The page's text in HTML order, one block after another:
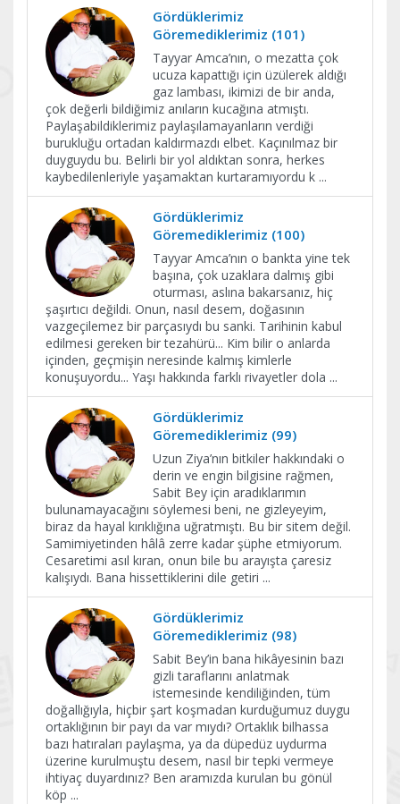
Gördüklerimiz
Göremediklerimiz (101)
Tayyar Amca’nın, o mezatta çok
ucuza kapattığı için üzülerek aldığı
gaz lambası, ikimizi de bir anda,
çok değerli bildiğimiz anıların kucağına atmıştı.
Paylaşabildiklerimiz paylaşılamayanların verdiği
burukluğu ortadan kaldırmazdı elbet. Kaçınılmaz bir
duyguydu bu. Belirli bir yol aldıktan sonra, herkes
kaybedilenleriyle yaşamaktan kurtaramıyordu k ...
Gördüklerimiz
Göremediklerimiz (100)
Tayyar Amca’nın o bankta yine tek
başına, çok uzaklara dalmış gibi
oturması, aslına bakarsanız, hiç
şaşırtıcı değildi. Onun, nasıl desem, doğasının
vazgeçilemez bir parçasıydı bu sanki. Tarihinin kabul
edilmesi gereken bir tezahürü... Kim bilir o anlarda
içinden, geçmişin neresinde kalmış kimlerle
konuşuyordu... Yaşı hakkında farklı rivayetler dola ...
Gördüklerimiz
Göremediklerimiz (99)
Uzun Ziya’nın bitkiler hakkındaki o
derin ve engin bilgisine rağmen,
Sabit Bey için aradıklarımın
bulunamayacağını söylemesi beni, ne gizleyeyim,
biraz da hayal kırıklığına uğratmıştı. Bu bir sitem değil.
Samimiyetinden hâlâ zerre kadar şüphe etmiyorum.
Cesaretimi asıl kıran, onun bile bu arayışta çaresiz
kalışıydı. Bana hissettiklerini dile getiri ...
Gördüklerimiz
Göremediklerimiz (98)
Sabit Bey’in bana hikâyesinin bazı
gizli taraflarını anlatmak
istemesinde kendiliğinden, tüm
doğallığıyla, hiçbir şart koşmadan kurduğumuz duygu
ortaklığının bir payı da var mıydı? Ortaklık bilhassa
bazı hatıraları paylaşma, ya da düpedüz uydurma
üzerine kurulmuştu desem, nasıl bir tepki vermeye
ihtiyaç duyardınız? Ben aramızda kurulan bu gönül
köp ...